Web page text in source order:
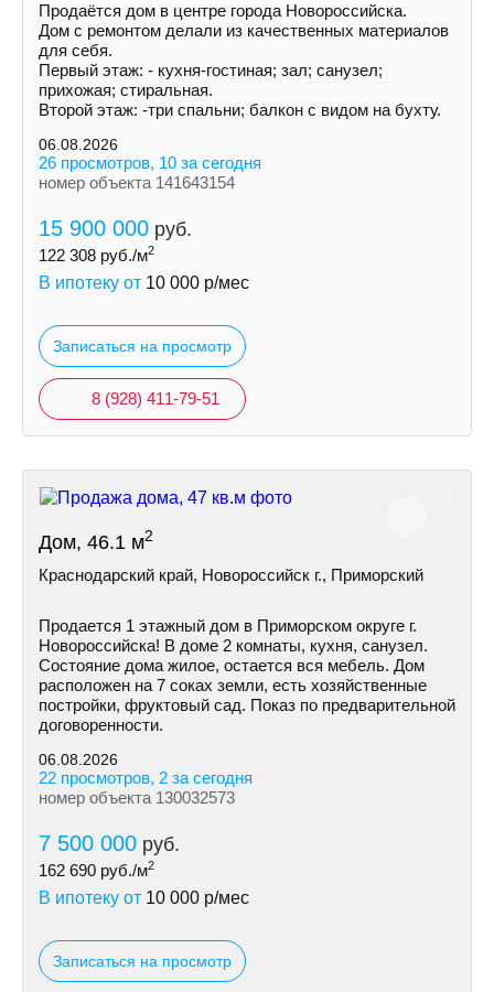
Продаётся дом в центре города Новороссийска.
Дом с ремонтом делали из качественных материалов
для себя.
Первый этаж: - кухня-гостиная; зал; санузел;
прихожая; стиральная.
Второй этаж: -три спальни; балкон с видом на бухту.
06.08.2026
26 просмотров, 10 за сегодня
номер объекта 141643154
15 900 000 руб.
122 308 руб./м2
В ипотеку от 10 000 р/мес
Записаться на просмотр
8 (928) 411-79-51
Дом, 46.1 м2
Краснодарский край, Новороссийск г., Приморский
Продается 1 этажный дом в Приморском округе г.
Новороссийска! В доме 2 комнаты, кухня, санузел.
Состояние дома жилое, остается вся мебель. Дом
расположен на 7 соках земли, есть хозяйственные
постройки, фруктовый сад. Показ по предварительной
договоренности.
06.08.2026
22 просмотров, 2 за сегодня
номер объекта 130032573
7 500 000 руб.
162 690 руб./м2
В ипотеку от 10 000 р/мес
Записаться на просмотр